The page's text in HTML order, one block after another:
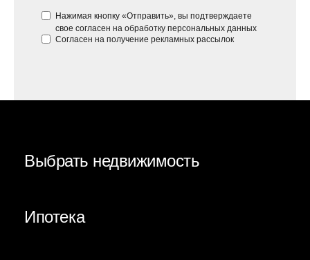
Нажимая кнопку «Отправить», вы подтверждаете
свое согласен на обработку персональных данных
Согласен на получение рекламных рассылок
Выбрать недвижимость
Ипотека